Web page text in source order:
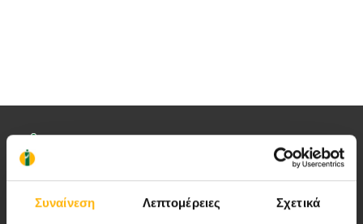
Συναίνεση Λεπτομέρειες Σχετικά
Αποστολή μας να παρέχουμε υψηλής